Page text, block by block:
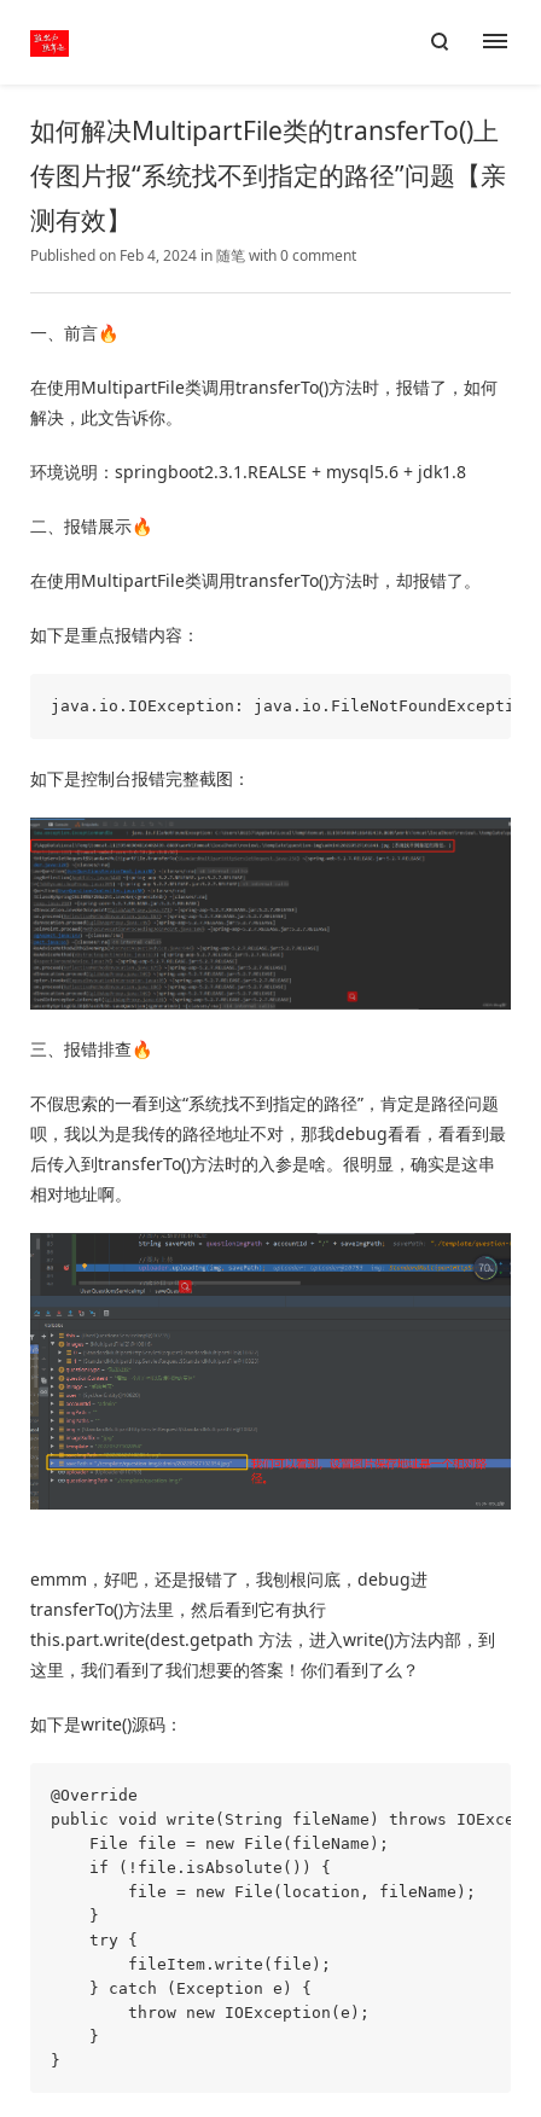
如何解决MultipartFile类的transferTo()上
传图片报“系统找不到指定的路径”问题【亲
测有效】
Published on Feb 4, 2024 in随笔with0 comment
一、前言🔥
在使用MultipartFile类调用transferTo()方法时，报错了，如何
解决，此文告诉你。
环境说明：springboot2.3.1.REALSE + mysql5.6 + jdk1.8
二、报错展示🔥
在使用MultipartFile类调用transferTo()方法时，却报错了。
如下是重点报错内容：
如下是控制台报错完整截图：
三、报错排查🔥
不假思索的一看到这“系统找不到指定的路径”，肯定是路径问题
呗，我以为是我传的路径地址不对，那我debug看看，看看到最
后传入到transferTo()方法时的入参是啥。很明显，确实是这串
相对地址啊。
emmm，好吧，还是报错了，我刨根问底，debug进
transferTo()方法里，然后看到它有执行
this.part.write(dest.getpath 方法，进入write()方法内部，到
这里，我们看到了我们想要的答案！你们看到了么？
如下是write()源码：
@Override
public void write(String fileName) throws
    File file = new File(fileName);
    if (!file.isAbsolute()) {
        file = new File(location, fileName);
    }
    try {
        fileItem.write(file);
    } catch (Exception e) {
        throw new IOException(e);
    }